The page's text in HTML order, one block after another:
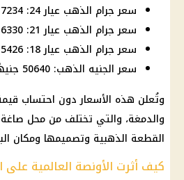
سعر جرام الذهب عيار 24: 7234 جنيهًا.
سعر جرام الذهب عيار 21: 6330 جنيهًا.
سعر جرام الذهب عيار 18: 5426 جنيهًا.
سعر الجنيه الذهب: 50640 جنيهًا.
وتُعلن هذه الأسعار دون احتساب
والدمغة، والتي تختلف من محل
القطعة الذهبية وتصميمها ومكان
كيف أثرت الأونصة العالمية